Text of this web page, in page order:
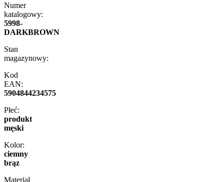
Numer
katalogowy:
5998-
DARKBROWN
Stan
magazynowy:
Kod
EAN:
5904844234575
Płeć:
produkt
męski
Kolor:
ciemny
brąz
Materiał